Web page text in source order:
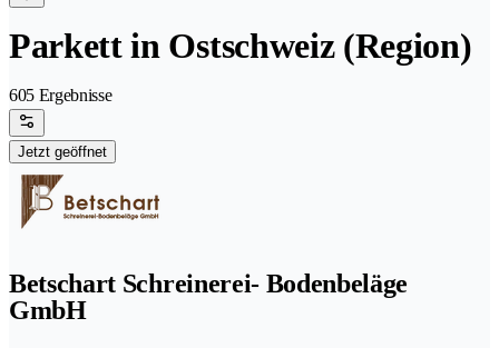
Parkett in Ostschweiz (Region)
605 Ergebnisse
Jetzt geöffnet
Betschart Schreinerei- Bodenbeläge
GmbH